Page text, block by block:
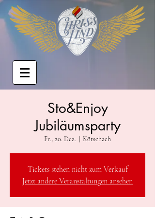
Sto&Enjoy
Jubiläumsparty
Fr., 20. Dez. Kötschach
Tickets stehen nicht zum Verkauf
Jetzt andere Veranstaltungen ansehen